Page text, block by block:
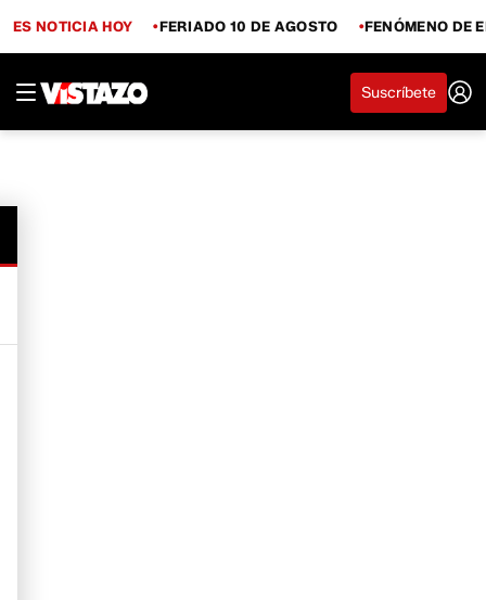
ES NOTICIA HOY FERIADO 10 DE AGOSTO FENÓMENO DE
Suscríbete